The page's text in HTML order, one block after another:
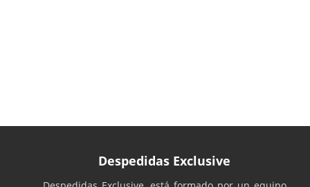
Despedidas Exclusive